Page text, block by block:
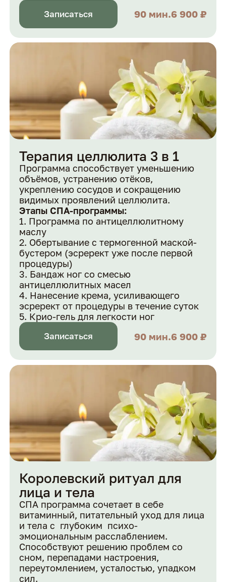
Записаться 90 мин.6 900 ₽
Терапия целлюлита 3 в 1
Программа способствует уменьшению
объёмов, устранению отёков,
укреплению сосудов и сокращению
видимых проявлений целлюлита.
Этапы СПА-программы:
Программа по антицеллюлитному
маслу
Обертывание с термогенной маской-
бустером (эсрерект уже после первой
процедуры)
Бандаж ног со смесью
антицеллюлитных масел
Нанесение крема, усиливающего
эсрерект от процедуры в течение суток
Крио-гель для легкости ног
Записаться 90 мин.6 900 ₽
Королевский ритуал для
лица и тела
СПА программа сочетает в себе
витаминный, питательный уход для лица
и тела с глубоким психо-
эмоциональным расслаблением.
Способствуют решению проблем со
сном, перепадами настроения,
переутомлением, усталостью, упадком
сил.